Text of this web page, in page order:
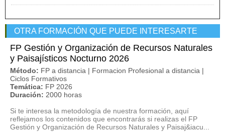
OTRA FORMACIÓN QUE PUEDE INTERESARTE
FP Gestión y Organización de Recursos Naturales
y Paisajísticos Nocturno 2026
Método: FP a distancia | Formacion Profesional a distancia |
Ciclos Formativos
Temática: FP 2026
Duración: 2000 horas
Si te interesa la metodología de nuestra formación, aquí
reflejamos los contenidos que encontrarás si realizas el FP
Gestión y Organización de Recursos Naturales y Paisaj&iacu...